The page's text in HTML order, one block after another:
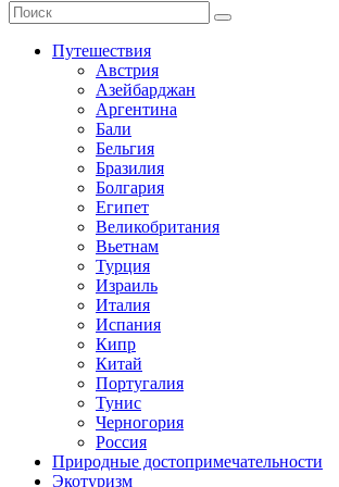
Путешествия
Австрия
Азейбарджан
Аргентина
Бали
Бельгия
Бразилия
Болгария
Египет
Великобритания
Вьетнам
Турция
Израиль
Италия
Испания
Кипр
Китай
Португалия
Тунис
Черногория
Россия
Природные достопримечательности
Экотуризм